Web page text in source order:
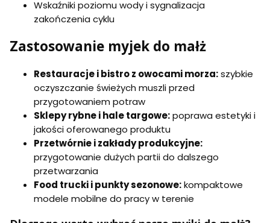
Wskaźniki poziomu wody i sygnalizacja
zakończenia cyklu
Zastosowanie myjek do małż
Restauracje i bistro z owocami morza:szybkie
oczyszczanie świeżych muszli przed
przygotowaniem potraw
Sklepy rybne i hale targowe:poprawa estetyki i
jakości oferowanego produktu
Przetwórnie i zakłady produkcyjne:
przygotowanie dużych partii do dalszego
przetwarzania
Food trucki i punkty sezonowe:kompaktowe
modele mobilne do pracy w terenie